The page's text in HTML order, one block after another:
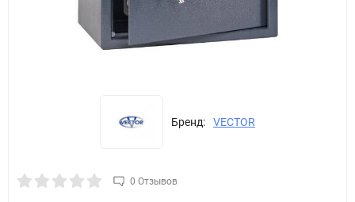
Бренд: VECTOR
0 Отзывов